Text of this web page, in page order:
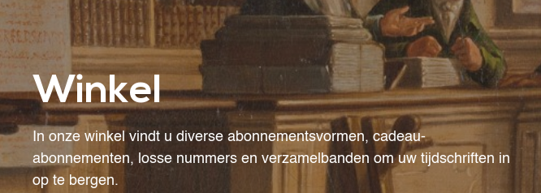
o
n
t
n
t
Winkel
In onze winkel vindt u diverse abonnementsvormen, cadeau-
abonnementen, losse nummers en verzamelbanden om uw tijdschriften in
op te bergen.